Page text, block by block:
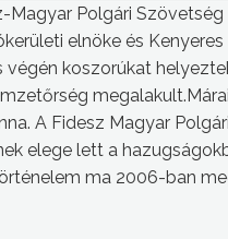
Polgári
elnöke és
koszorúkat
megalakult.
A Fidesz Magyar
elege lett a
ma 2006-ban